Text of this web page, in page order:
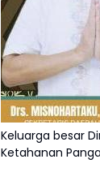
Keluarga besar
Ketahanan